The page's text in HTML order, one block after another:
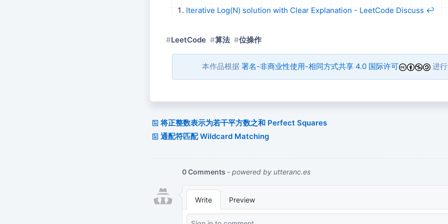
Iterative Log(N) solution with Clear Explanation - LeetCode Discuss ↩︎
LeetCode 算法 位操作
本作品根据 署名-非商业性使用-相同方式共享 4.0 国际许可 进
将正整数表示为若干平方数之和 Perfect Squares
通配符匹配 Wildcard Matching